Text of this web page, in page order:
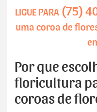
LIGUE PARA (75)
uma coroa de
Por que
floricultura
coroas de